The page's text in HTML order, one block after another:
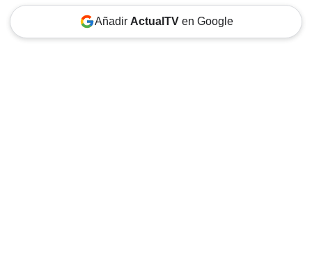
Añadir ActualTVen Google